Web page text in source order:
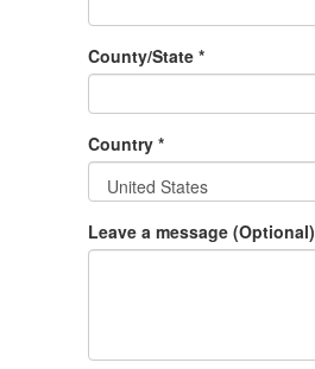
County/State *
Country *
United States
Leave a message (Optional)